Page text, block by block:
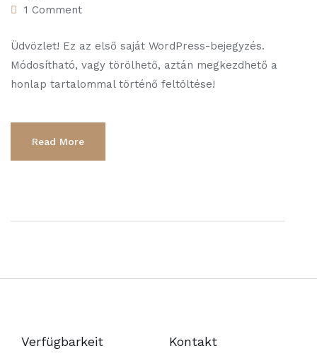
1 Comment
Üdvözlet! Ez az első saját WordPress-bejegyzés.
Módosítható, vagy törölhető, aztán megkezdhető a
honlap tartalommal történő feltöltése!
Read More
Verfügbarkeit Kontakt